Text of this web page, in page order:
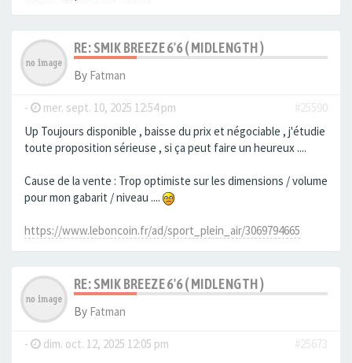
RE: SMIK BREEZE 6'6 ( MIDLENGTH )
By Fatman
- mer. sept. 10, 2025 12:54 pm
#25590
Up Toujours disponible , baisse du prix et négociable , j'étudie
toute proposition sérieuse , si ça peut faire un heureux ....
Cause de la vente : Trop optimiste sur les dimensions / volume
pour mon gabarit / niveau ....
https://www.leboncoin.fr/ad/sport_plein_air/3069794665
RE: SMIK BREEZE 6'6 ( MIDLENGTH )
By Fatman
- dim. oct. 12, 2025 12:05 pm
#25673